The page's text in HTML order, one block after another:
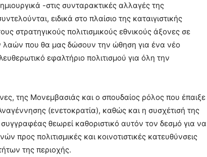
-στις συνταρακτικές αλλαγές της
ειδικά στο πλαίσιο της καταιγιστικής
στρατηγικούς πολιτισμικούς εθνικούς άξονες σε
λαών που θα μας δώσουν την ώθηση για ένα νέο
εφαλτήριο πολιτισμού για όλη την
της Μονεμβασιάς και ο σπουδαίος ρόλος που έπαιξε
(ενετοκρατία), καθώς και η συσχέτισή της
θεωρεί καθοριστικό αυτόν τον δεσμό για να
προς πολιτισμικές και κοινοτιστικές κατευθύνσεις
της περιοχής.